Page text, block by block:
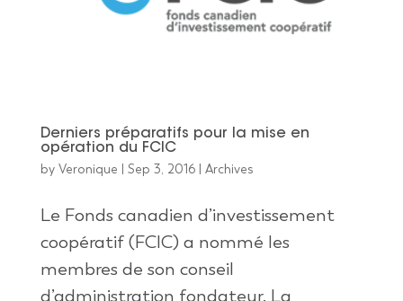
Derniers préparatifs pour la mise en
opération du FCIC
by Veronique | Sep 3, 2016| Archives
Le Fonds canadien d’investissement
coopératif (FCIC) a nommé les
membres de son conseil
d’administration fondateur. La